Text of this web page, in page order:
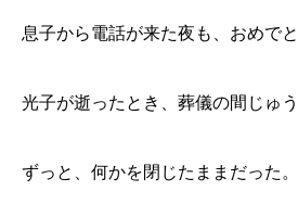
息子から電話が来た夜も、おめで
光子が逝ったとき、葬儀の間じゅ
ずっと、何かを閉じたままだった。